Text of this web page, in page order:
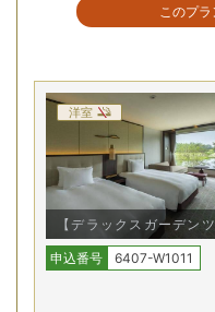
このプラ
静寂の森に包
洋室
【デラックスガーデン
ン/例】
申込番号 6407-W1011